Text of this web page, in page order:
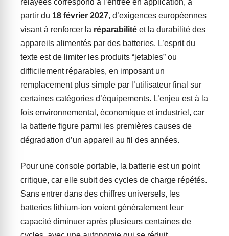
relayées correspond à l’entrée en application, à
partir du 18 février 2027, d’exigences européennes
visant à renforcer la réparabilité et la durabilité des
appareils alimentés par des batteries. L’esprit du
texte est de limiter les produits “jetables” ou
difficilement réparables, en imposant un
remplacement plus simple par l’utilisateur final sur
certaines catégories d’équipements. L’enjeu est à la
fois environnemental, économique et industriel, car
la batterie figure parmi les premières causes de
dégradation d’un appareil au fil des années.
Pour une console portable, la batterie est un point
critique, car elle subit des cycles de charge répétés.
Sans entrer dans des chiffres universels, les
batteries lithium-ion voient généralement leur
capacité diminuer après plusieurs centaines de